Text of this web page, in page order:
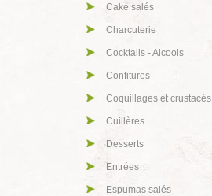
Cake salés
Charcuterie
Cocktails - Alcools
Confitures
Coquillages et crustacés
Cuillères
Desserts
Entrées
Espumas salés